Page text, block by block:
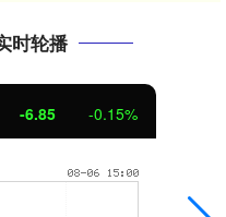
时轮播
3.42 0.30%